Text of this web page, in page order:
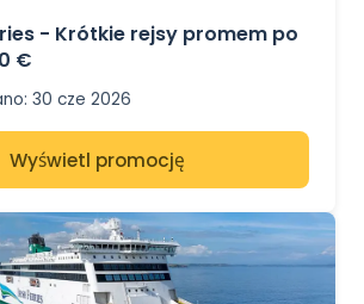
- Krótkie rejsy promem po
€
: 30 cze 2026
Wyświetl promocję